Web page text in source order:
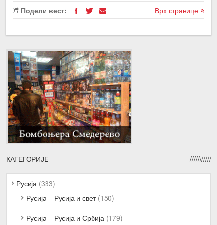
Подели вест: Врх странице
КАТЕГОРИЈЕ
Русија (333)
Русија – Русија и свет(150)
Русија – Русија и Србија (179)